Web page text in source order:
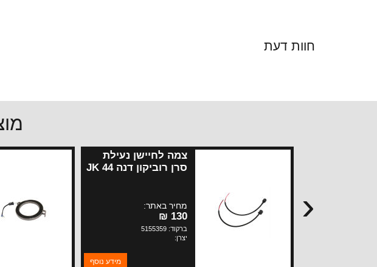
חוות דעת
צמה לחיישן נעילת
סרן רוביקון דנה 44 JK
מחיר באתר:
130 ₪
ברקוד: 5155359
יצרן:
מידע נוסף
‹